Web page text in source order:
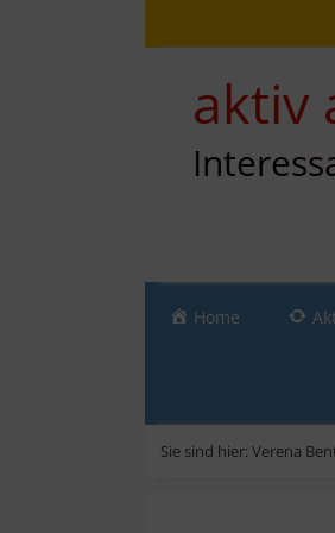
aktiv
Home
Sie sind hier: Verena